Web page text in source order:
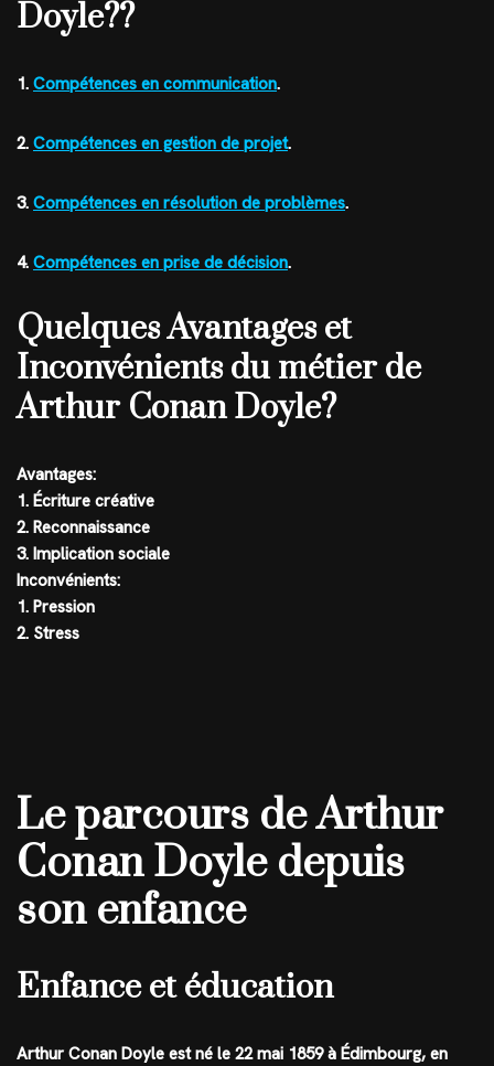
Doyle??
1. Compétences en communication.
2. Compétences en gestion de projet.
3. Compétences en résolution de problèmes.
4. Compétences en prise de décision.
Quelques Avantages et
Inconvénients du métier de
Arthur Conan Doyle?
Avantages:
1. Écriture créative
2. Reconnaissance
3. Implication sociale
Inconvénients:
1. Pression
2. Stress
Le parcours de Arthur
Conan Doyle depuis
son enfance
Enfance et éducation
Arthur Conan Doyle est né le 22 mai 1859 à Édimbourg, en